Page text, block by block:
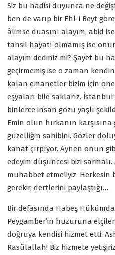
Siz bu hadisi duyunca ne
ben de varıp bir Ehl-i Beyt
âlimse duasını alayım, abid
tahsil hayatı olmamış ise
alayım dediniz mi? Şayet bu
geçirmemiş ise o zaman
kalan emanetler bizim için
eşyaları bile saklarız.
binlerce insan gözü yaşlı
Emin olun hırkanın
güzelliğin sahibini. Gözler
kanat çırpıyor. Aynen onun
edeyim düşüncesi bizi
muhabbet etmeliyiz. Herkesin
gerekir, dertlerini paylaştığı…
Bir defasında Habeş
Peygamber’in huzuruna
doğruya kendisi hizmet etti.
Rasûlallah! Biz hizmete